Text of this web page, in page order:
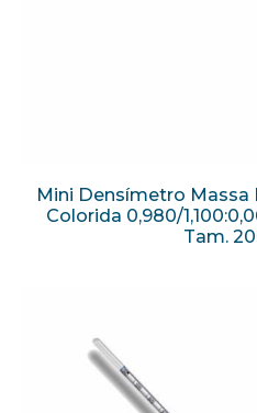
Mini Densímetro
Colorida 0,980/
Tam.